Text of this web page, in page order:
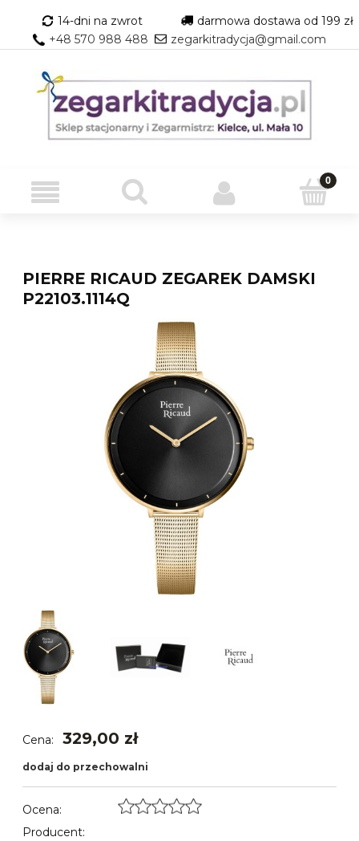
14-dni na zwrot
darmowa dostawa od 199 zł
+48 570 988 488
zegarkitradycja@gmail.com
PIERRE RICAUD ZEGAREK DAMSKI
P22103.1114Q
Cena: 329,00 zł
dodaj do przechowalni
Ocena:
Producent: